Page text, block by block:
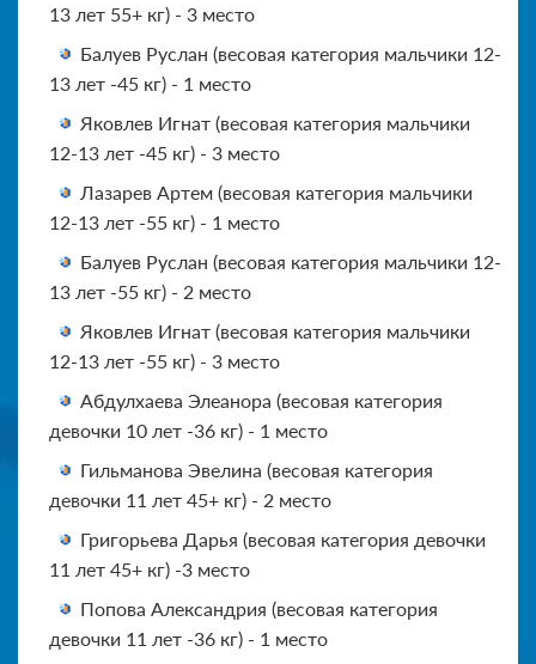
13 лет 55+ кг) - 3 место
Балуев Руслан (весовая категория мальчики 12-
13 лет -45 кг) - 1 место
Яковлев Игнат (весовая категория мальчики
12-13 лет -45 кг) - 3 место
Лазарев Артем (весовая категория мальчики
12-13 лет -55 кг) - 1 место
Балуев Руслан (весовая категория мальчики 12-
13 лет -55 кг) - 2 место
Яковлев Игнат (весовая категория мальчики
12-13 лет -55 кг) - 3 место
Абдулхаева Элеанора (весовая категория
девочки 10 лет -36 кг) - 1 место
Гильманова Эвелина (весовая категория
девочки 11 лет 45+ кг) - 2 место
Григорьева Дарья (весовая категория девочки
11 лет 45+ кг) -3 место
Попова Александрия (весовая категория
девочки 11 лет -36 кг) - 1 место